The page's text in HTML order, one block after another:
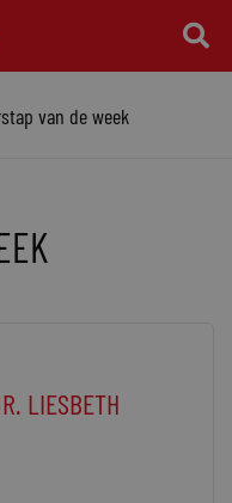
van de week
LIESBETH